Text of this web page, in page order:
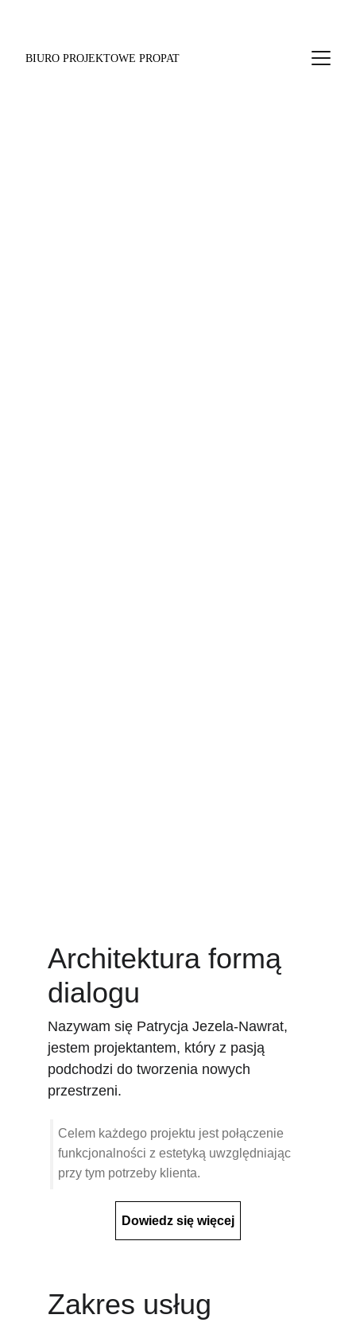
BIURO PROJEKTOWE PROPAT
Architektura formą
dialogu
Nazywam się Patrycja Jezela-Nawrat,
jestem projektantem, który z pasją
podchodzi do tworzenia nowych
przestrzeni.
Dowiedz się więcej
Celem każdego projektu jest połączenie
funkcjonalności z estetyką uwzględniając
przy tym potrzeby klienta.
Zakres usług